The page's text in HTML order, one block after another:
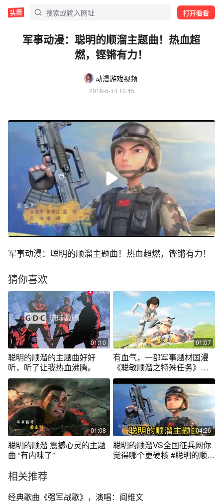
打开看看
军事动漫：聪明的顺溜主题曲！热血超
燃，铿锵有力！
动漫游戏视频
2018-5-14 10:45
军事动漫：聪明的顺溜主题曲！热血超燃，铿锵有力！
猜你喜欢
01:10
聪明的顺溜的主题曲好好
听，听了让我热血沸腾。
01:07
有血气，一部军事题材国漫
《聪敏顺溜之特殊任务》片
头曲，主题曲
01:08
聪明的顺溜 震撼心灵的主题
曲 “有内味了”
04:26
聪明的顺溜VS全国征兵网你
觉得哪个更硬核 #聪明的顺溜
相关推荐
经典歌曲《强军战歌》，演唱：阎维文